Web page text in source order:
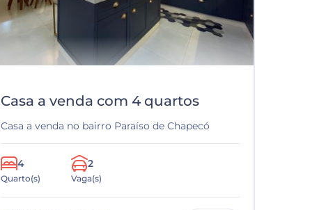
Casa a venda com 4 quartos
Casa a venda no bairro Paraíso de Chapecó
4
Quarto(s)
2
Vaga(s)